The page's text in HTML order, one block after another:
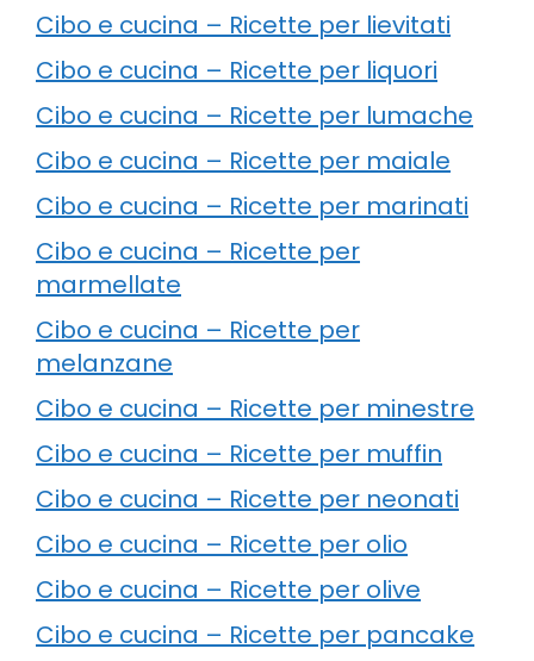
Cibo e cucina – Ricette per lievitati
Cibo e cucina – Ricette per liquori
Cibo e cucina – Ricette per lumache
Cibo e cucina – Ricette per maiale
Cibo e cucina – Ricette per marinati
Cibo e cucina – Ricette per
marmellate
Cibo e cucina – Ricette per
melanzane
Cibo e cucina – Ricette per minestre
Cibo e cucina – Ricette per muffin
Cibo e cucina – Ricette per neonati
Cibo e cucina – Ricette per olio
Cibo e cucina – Ricette per olive
Cibo e cucina – Ricette per pancake